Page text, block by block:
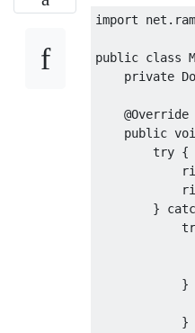
}
}
import net .
public class
private
@Override
public
try {
}
}
}